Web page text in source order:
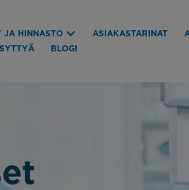
JA HINNASTO ASIAKASTARINAT
BLOGI